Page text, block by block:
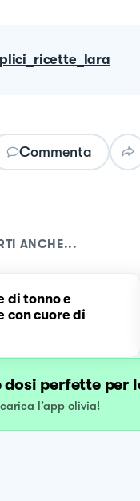
Commenta
ANCHE...
di tonno e
con cuore di
dosi perfette per
l’app olivia!